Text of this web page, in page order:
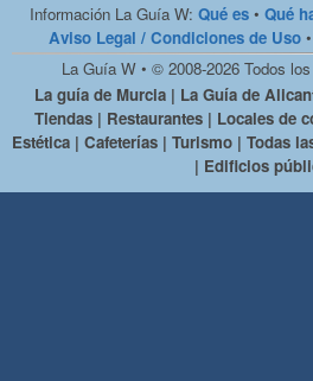
Información La Guía W: Qué es• Qué
Aviso Legal / Condiciones de Uso•
La Guía W • © 2008-2026 Todos
La guía de Murcia | La Guía de
Tiendas | Restaurantes | Locales de
Estética | Cafeterías | Turismo | Todas
| Edificios